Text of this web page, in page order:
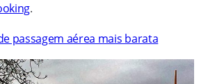
.
passagem aérea mais barata